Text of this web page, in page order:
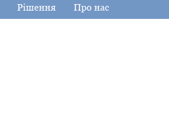
Рішення Про нас